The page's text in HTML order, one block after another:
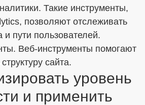
Такие инструменты,
позволяют отслеживать
и пути пользователей.
Веб-инструменты помогают
сайта.
уровень
и применить